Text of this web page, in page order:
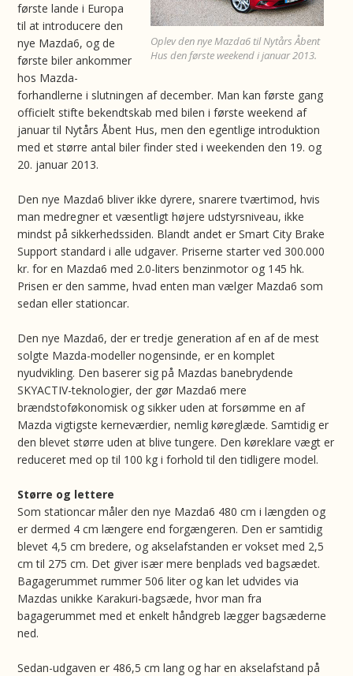
Oplev den nye Mazda6 til Nytårs Åbent
Hus den første weekend i januar 2013.
første lande i Europa
til at introducere den
nye Mazda6, og de
første biler ankommer
hos Mazda-
forhandlerne i slutningen af december. Man kan første gang
officielt stifte bekendtskab med bilen i første weekend af
januar til Nytårs Åbent Hus, men den egentlige introduktion
med et større antal biler finder sted i weekenden den 19. og
20. januar 2013.
Den nye Mazda6 bliver ikke dyrere, snarere tværtimod, hvis
man medregner et væsentligt højere udstyrsniveau, ikke
mindst på sikkerhedssiden. Blandt andet er Smart City Brake
Support standard i alle udgaver. Priserne starter ved 300.000
kr. for en Mazda6 med 2.0-liters benzinmotor og 145 hk.
Prisen er den samme, hvad enten man vælger Mazda6 som
sedan eller stationcar.
Den nye Mazda6, der er tredje generation af en af de mest
solgte Mazda-modeller nogensinde, er en komplet
nyudvikling. Den baserer sig på Mazdas banebrydende
SKYACTIV-teknologier, der gør Mazda6 mere
brændstoføkonomisk og sikker uden at forsømme en af
Mazda vigtigste kerneværdier, nemlig køreglæde. Samtidig er
den blevet større uden at blive tungere. Den køreklare vægt er
reduceret med op til 100 kg i forhold til den tidligere model.
Større og lettere
Som stationcar måler den nye Mazda6 480 cm i længden og
er dermed 4 cm længere end forgængeren. Den er samtidig
blevet 4,5 cm bredere, og akselafstanden er vokset med 2,5
cm til 275 cm. Det giver især mere benplads ved bagsædet.
Bagagerummet rummer 506 liter og kan let udvides via
Mazdas unikke Karakuri-bagsæde, hvor man fra
bagagerummet med et enkelt håndgreb lægger bagsæderne
ned.
Sedan-udgaven er 486,5 cm lang og har en akselafstand på